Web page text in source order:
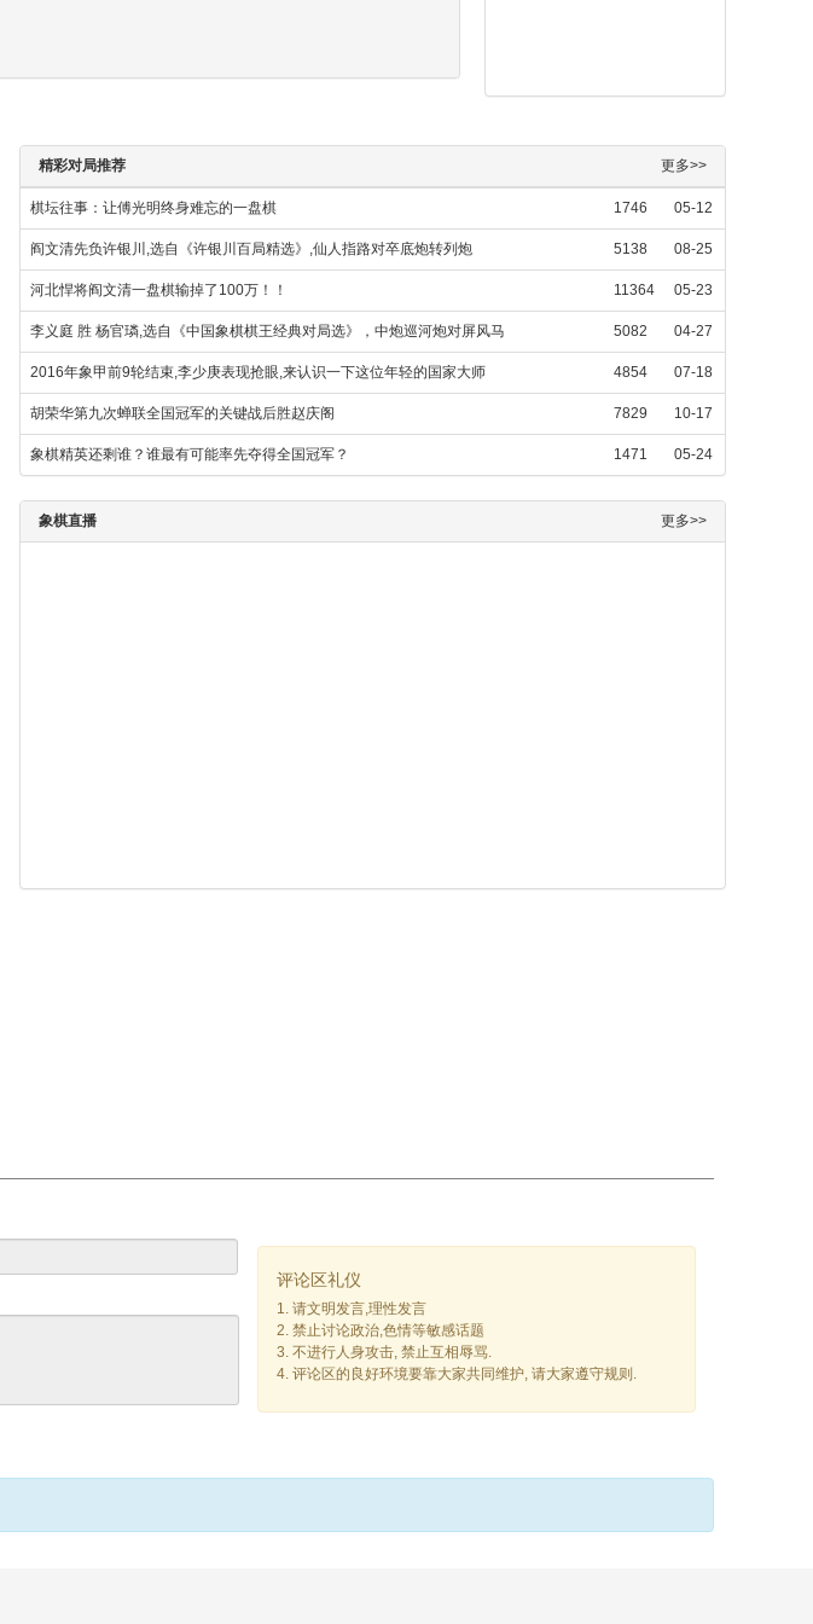
精彩对局推荐 更多>>
棋坛往事：让傅光明终身难忘的一盘棋 1746 05-12
阎文清先负许银川,选自《许银川百局精选》,仙人指路对卒底炮转列炮 5138 08-25
河北悍将阎文清一盘棋输掉了100万！！ 11364 05-23
李义庭 胜 杨官璘,选自《中国象棋棋王经典对局选》，中炮巡河炮对屏风马 5082 04-27
2016年象甲前9轮结束,李少庚表现抢眼,来认识一下这位年轻的国家大师 4854 07-18
胡荣华第九次蝉联全国冠军的关键战后胜赵庆阁 7829 10-17
象棋精英还剩谁？谁最有可能率先夺得全国冠军？ 1471 05-24
象棋直播 更多>>
评论区礼仪
1. 请文明发言,理性发言
2. 禁止讨论政治,色情等敏感话题
3. 不进行人身攻击, 禁止互相辱骂.
4. 评论区的良好环境要靠大家共同维护, 请大家遵守规则.